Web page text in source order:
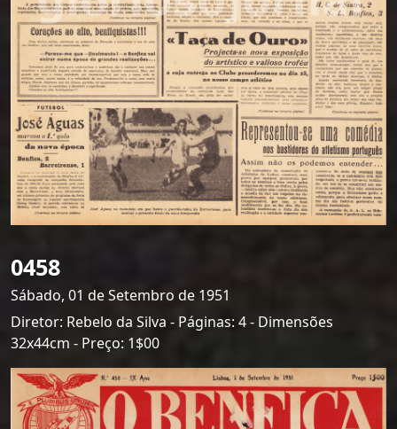
0458
Sábado, 01 de Setembro de 1951
Diretor: Rebelo da Silva - Páginas: 4 - Dimensões
32x44cm - Preço: 1$00